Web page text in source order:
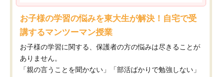
お子様の学習の悩みを東大生が解決！自宅で受
講するマンツーマン授業
お子様の学習に関する、保護者の方の悩みは尽きることが
ありません。
「親の言うことを聞かない」「部活ばかりで勉強しない」